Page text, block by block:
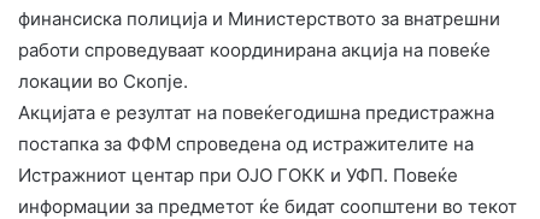
финансиска полиција и Министерството за внатрешни
работи спроведуваат координирана акција на повеќе
локации во Скопје.
Акцијата е резултат на повеќегодишна предистражна
постапка за ФФМ спроведена од истражителите на
Истражниот центар при ОЈО ГОКК и УФП. Повеќе
информации за предметот ќе бидат соопштени во текот